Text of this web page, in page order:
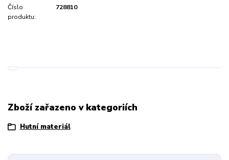
Číslo
produktu:
728810
Zboží zařazeno v kategoriích
Hutní materiál